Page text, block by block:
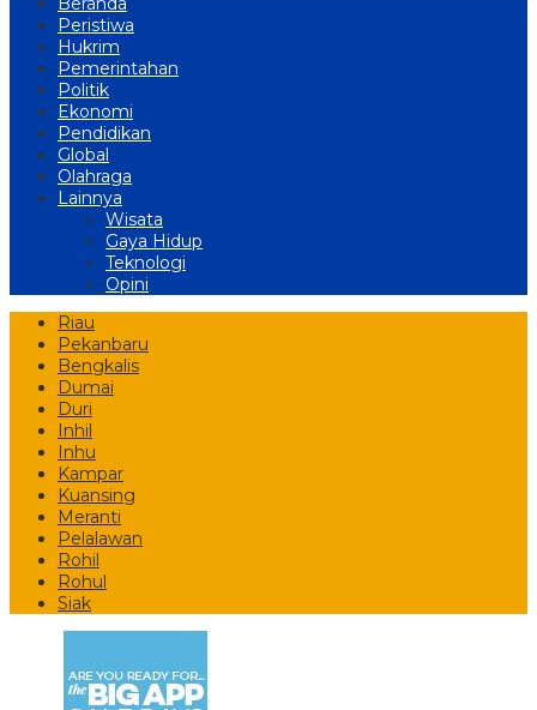
Peristiwa
Hukrim
Pemerintahan
Politik
Ekonomi
Pendidikan
Global
Olahraga
Lainnya
Wisata
Gaya Hidup
Teknologi
Opini
Riau
Pekanbaru
Bengkalis
Dumai
Duri
Inhil
Inhu
Kampar
Kuansing
Meranti
Pelalawan
Rohil
Rohul
Siak